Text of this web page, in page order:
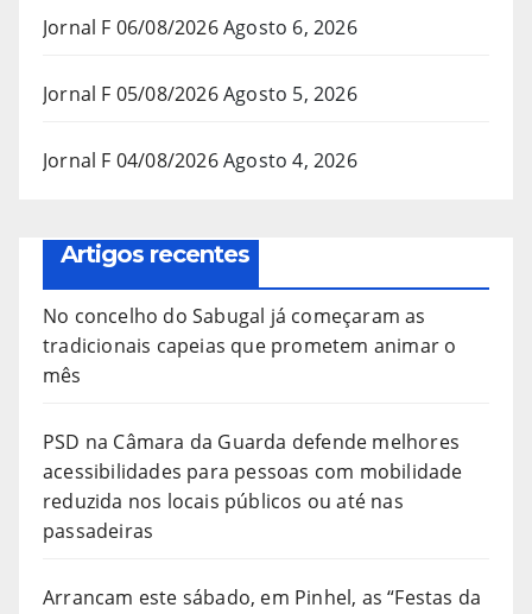
Jornal F 06/08/2026Agosto 6, 2026
Jornal F 05/08/2026Agosto 5, 2026
Jornal F 04/08/2026Agosto 4, 2026
Artigos recentes
No concelho do Sabugal já começaram as
tradicionais capeias que prometem animar o
mês
PSD na Câmara da Guarda defende melhores
acessibilidades para pessoas com mobilidade
reduzida nos locais públicos ou até nas
passadeiras
Arrancam este sábado, em Pinhel, as “Festas da